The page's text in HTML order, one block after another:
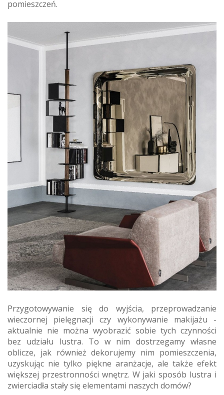
pomieszczeń.
Przygotowywanie się do wyjścia, przeprowadzanie
wieczornej pielęgnacji czy wykonywanie makijażu -
aktualnie nie można wyobrazić sobie tych czynności
bez udziału lustra. To w nim dostrzegamy własne
oblicze, jak również dekorujemy nim pomieszczenia,
uzyskując nie tylko piękne aranżacje, ale także efekt
większej przestronności wnętrz. W jaki sposób lustra i
zwierciadła stały się elementami naszych domów?